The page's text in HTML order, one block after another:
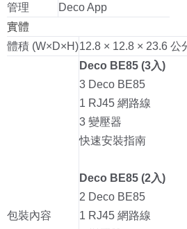
管理
Deco App
實體
體積 (W×D×H)12.8 × 12.8 × 23.6 公
包裝內容
Deco BE85 (3入)
3 Deco BE85
1 RJ45 網路線
3 變壓器
快速安裝指南
Deco BE85 (2入)
2 Deco BE85
1 RJ45 網路線